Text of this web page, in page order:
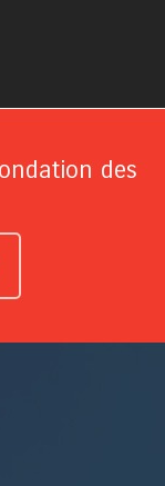
des